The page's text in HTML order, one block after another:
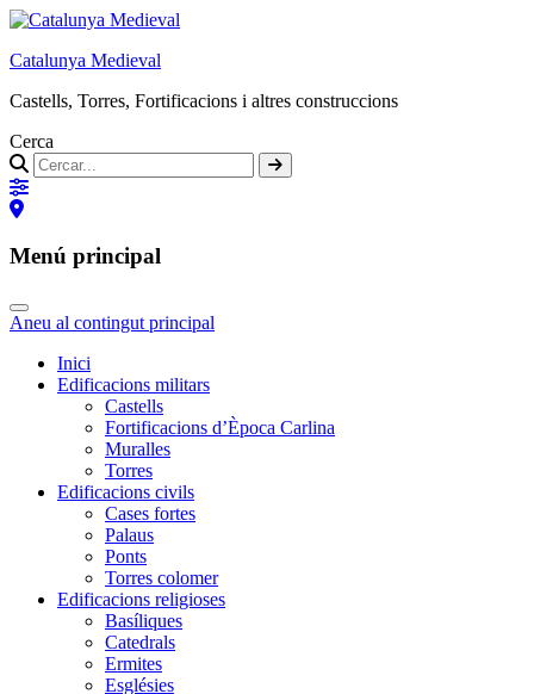
Catalunya Medieval
Castells, Torres, Fortificacions i altres construccions
Cerca
Menú principal
Aneu al contingut principal
Inici
Edificacions militars
Castells
Fortificacions d’Època Carlina
Muralles
Torres
Edificacions civils
Cases fortes
Palaus
Ponts
Torres colomer
Edificacions religioses
Basíliques
Catedrals
Ermites
Esglésies